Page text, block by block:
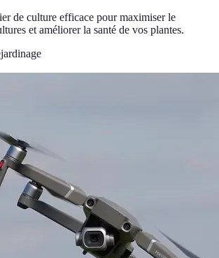
de culture efficace pour maximiser le
et améliorer la santé de vos plantes.
jardinage